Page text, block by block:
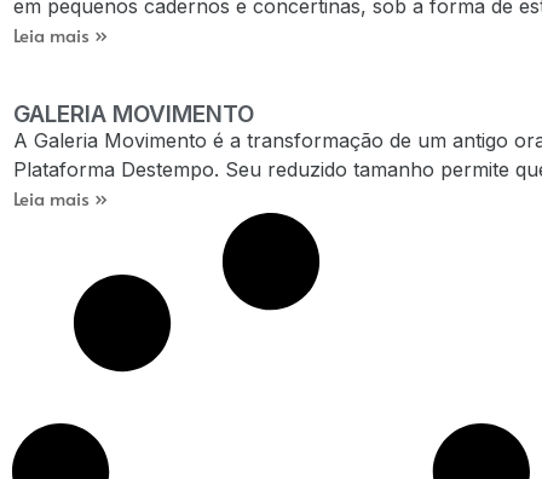
em pequenos cadernos e concertinas, sob a forma de
Leia mais »
GALERIA MOVIMENTO
A Galeria Movimento é a transformação de um antigo
Plataforma Destempo. Seu reduzido tamanho permite
Leia mais »